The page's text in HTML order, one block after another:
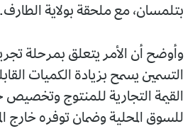
بتلمسان، مع ملحقة بولاية الطارف.
وأوضح أن الأمر يتعلق بمرحلة
التسمين يسمح بزيادة الكميات
القيمة التجارية للمنتوج وتخصيص
للسوق المحلية وضمان توفره خارج